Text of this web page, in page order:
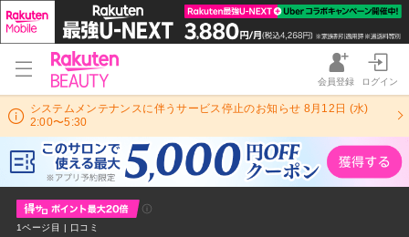
会員登録 ログイン
システムメンテナンスに伴うサービス停止のお知らせ 8月12日 (水)
2:00〜5:30
1ページ目 | 口コミ